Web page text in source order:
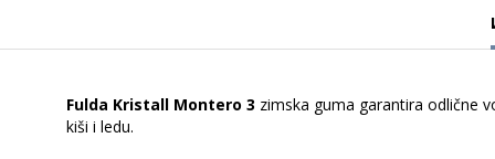
Fulda Kristall Montero 3 zimska guma garantira odlične
kiši i ledu.